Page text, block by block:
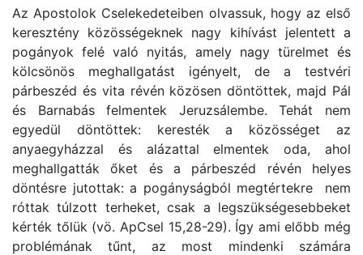
Az Apostolok Cselekedeteiben olvassuk, hogy az első
keresztény közösségeknek nagy kihívást jelentett a
pogányok felé való nyitás, amely nagy türelmet és
kölcsönös meghallgatást igényelt, de a testvéri
párbeszéd és vita révén közösen döntöttek, majd Pál
és Barnabás felmentek Jeruzsálembe. Tehát nem
egyedül döntöttek: keresték a közösséget az
anyaegyházzal és alázattal elmentek oda, ahol
meghallgatták őket és a párbeszéd révén helyes
döntésre jutottak: a pogányságból megtértekre nem
róttak túlzott terheket, csak a legszükségesebbeket
kérték tőlük (vö. ApCsel 15,28-29). Így ami előbb még
problémának tűnt, az most mindenki számára